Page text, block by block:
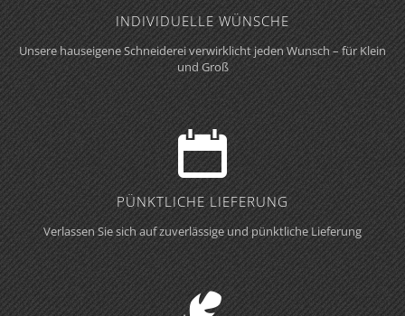
INDIVIDUELLE WÜNSCHE
Unsere hauseigene Schneiderei verwirklicht jeden Wunsch – für Klein
und Groß
PÜNKTLICHE LIEFERUNG
Verlassen Sie sich auf zuverlässige und pünktliche Lieferung